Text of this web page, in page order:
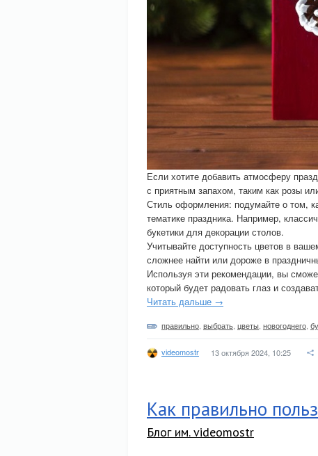
Если хотите добавить атмосферу
с приятным запахом, таким как розы
Стиль оформления: подумайте о том,
тематике праздника. Например,
букетики для декорации столов.
Учитывайте доступность цветов в
сложнее найти или дороже в
Используя эти рекомендации, вы
который будет радовать глаз и
Читать дальше →
правильно выбрать цветы новогоднего
videomostr 13 октября 2024, 10:25
Как правильно
Блог им. videomostr